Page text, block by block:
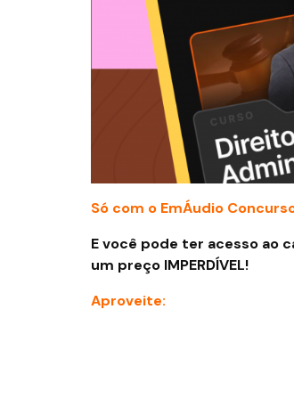
Só com o EmÁudio
E você pode ter acesso ao
um preço IMPERDÍVEL!
Aproveite: